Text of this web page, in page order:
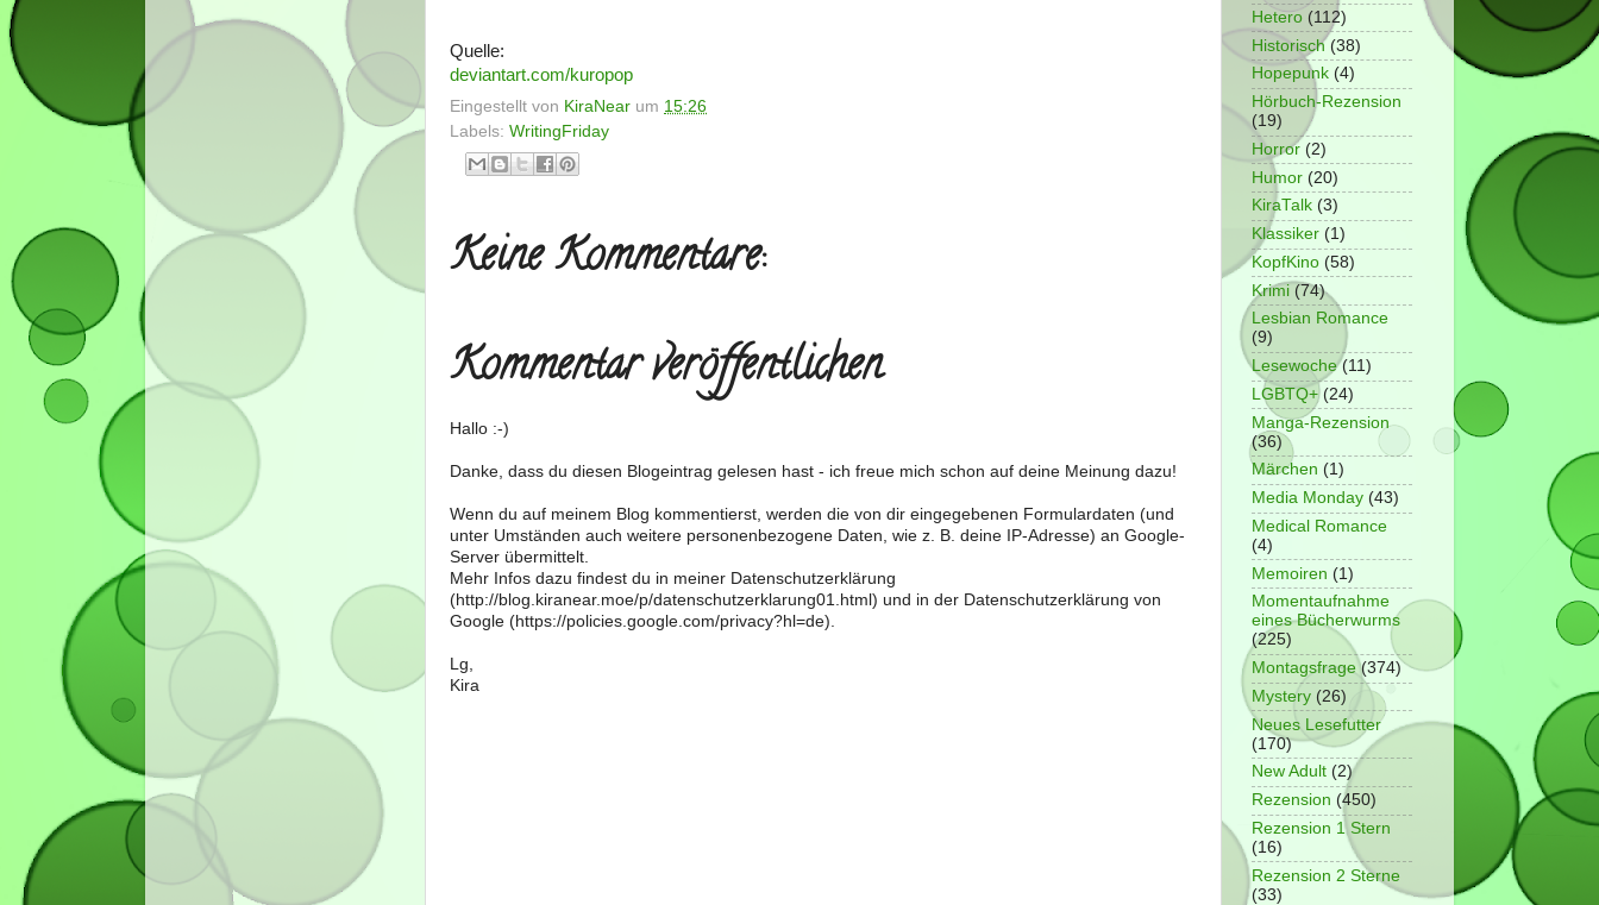
Quelle:
deviantart.com/kuropop
Eingestellt von KiraNear um 15:26
Labels: WritingFriday
Keine Kommentare:
Kommentar veröffentlichen
Hallo :-)
Danke, dass du diesen Blogeintrag gelesen hast - ich freue mich schon auf deine Meinung dazu!
Wenn du auf meinem Blog kommentierst, werden die von dir eingegebenen Formulardaten (und
unter Umständen auch weitere personenbezogene Daten, wie z. B. deine IP-Adresse) an Google-
Server übermittelt.
Mehr Infos dazu findest du in meiner Datenschutzerklärung
(http://blog.kiranear.moe/p/datenschutzerklarung01.html) und in der Datenschutzerklärung von
Google (https://policies.google.com/privacy?hl=de).
Lg,
Kira
Hetero (112)
Historisch (38)
Hopepunk (4)
Hörbuch-Rezension
(19)
Horror (2)
Humor (20)
KiraTalk (3)
Klassiker (1)
KopfKino (58)
Krimi (74)
Lesbian Romance
(9)
Lesewoche (11)
LGBTQ+ (24)
Manga-Rezension
(36)
Märchen (1)
Media Monday (43)
Medical Romance
(4)
Memoiren (1)
Momentaufnahme
eines Bücherwurms
(225)
Montagsfrage (374)
Mystery (26)
Neues Lesefutter
(170)
New Adult (2)
Rezension (450)
Rezension 1 Stern
(16)
Rezension 2 Sterne
(33)